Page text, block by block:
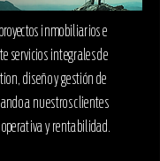
inmobiliarios e
servicios integrales de
diseño y gestión de
a nuestros clientes
y rentabilidad.